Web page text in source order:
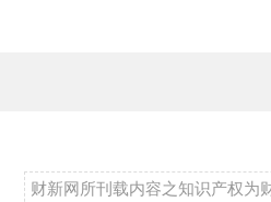
财新网所刊载内容之知识产权为